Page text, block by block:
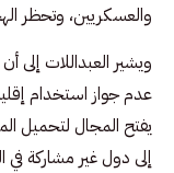
والعسكريين، وتحظر
ويشير العبداللات إلى
عدم جواز استخدام
يفتح المجال لتحميل
إلى دول غير مشاركة في